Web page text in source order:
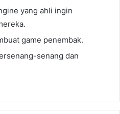
yang ahli ingin
game penembak.
senang dan